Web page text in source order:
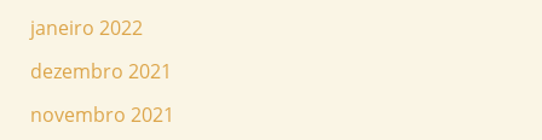
janeiro 2022
dezembro 2021
novembro 2021